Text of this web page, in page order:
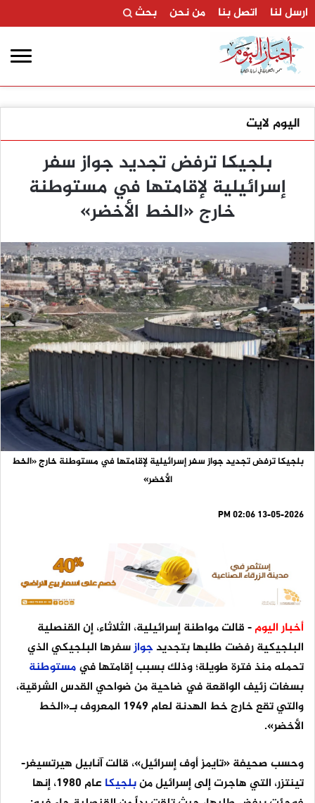
ارسل لنا اتصل بنا من نحن بحث
اليوم لايت
بلجيكا ترفض تجديد جواز سفر
إسرائيلية لإقامتها في مستوطنة
خارج «الخط الأخضر»
بلجيكا ترفض تجديد جواز سفر إسرائيلية لإقامتها في مستوطنة خارج «الخط
الأخضر»
13-05-2026 02:06 PM
أخبار اليوم- قالت مواطنة إسرائيلية، الثلاثاء، إن القنصلية
البلجيكية رفضت طلبها بتجديدجوازسفرها البلجيكي الذي
تحمله منذ فترة طويلة؛ وذلك بسبب إقامتها فيمستوطنة
بسغات زئيف الواقعة في ضاحية من ضواحي القدس الشرقية،
والتي تقع خارج خط الهدنة لعام 1949 المعروف بـ«الخط
الأخضر».
وحسب صحيفة «تايمز أوف إسرائيل»، قالت آنابيل هيرتسيغر-
تينتزر، التي هاجرت إلى إسرائيل منبلجيكا
عام 1980، إنها